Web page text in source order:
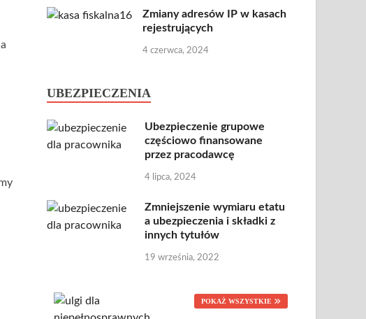
Zmiany adresów IP w kasach
rejestrujących
4 czerwca, 2024
UBEZPIECZENIA
Ubezpieczenie grupowe
częściowo finansowane
przez pracodawcę
4 lipca, 2024
Zmniejszenie wymiaru etatu
a ubezpieczenia i składki z
innych tytułów
19 września, 2022
POKAŻ WSZYSTKIE